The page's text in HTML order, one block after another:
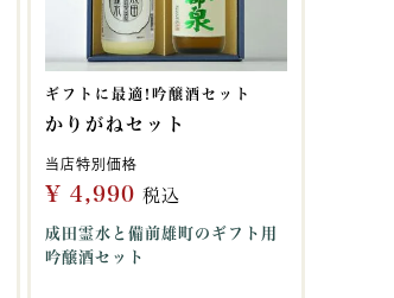
ギフトに最適!吟醸酒セット
かりがねセット
当店特別価格
¥ 4,990 税込
成田霊水と備前雄町のギフト用
吟醸酒セット